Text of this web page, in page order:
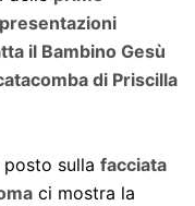
il Bambino Gesù
di Priscilla
sulla facciata
ci mostra la